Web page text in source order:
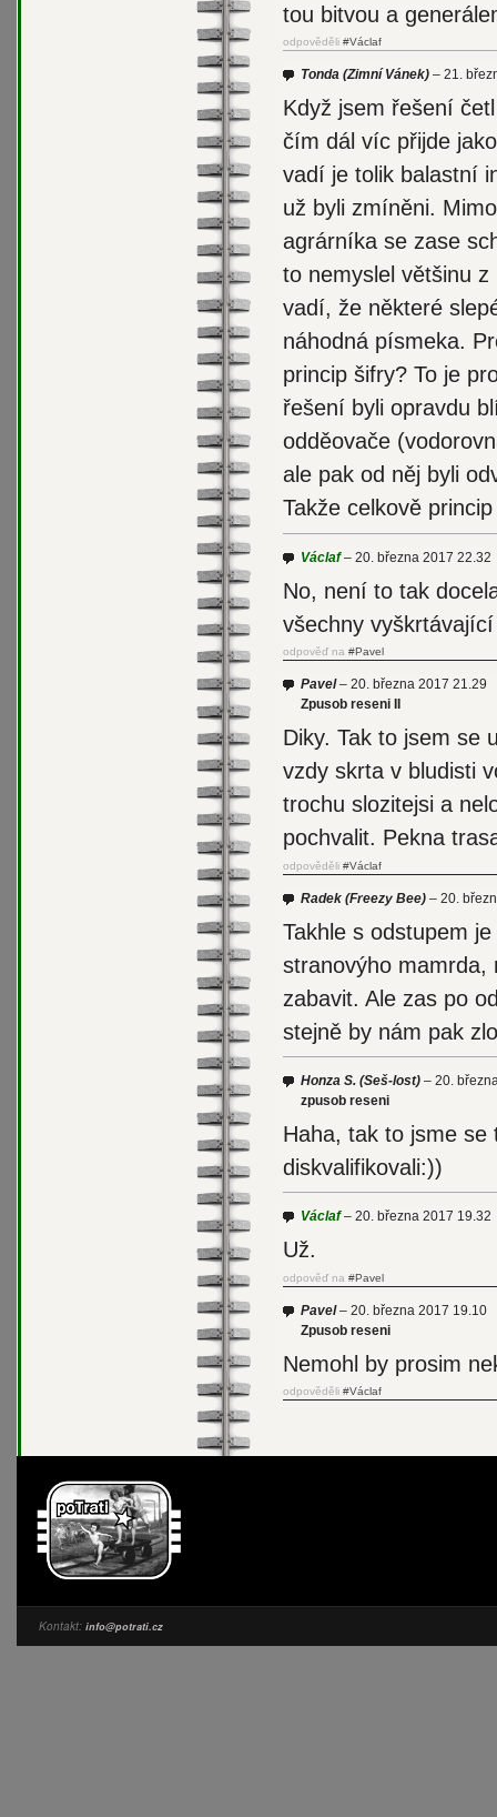
tou bitvou a
odpověděli #Václaf
Tonda (Zimní Vánek) 21.
Když jsem řešení
čím dál víc přijde
vadí je tolik balastní
už byli zmíněni.
agrárníka se zase
to nemyslel většinu
vadí, že některé
náhodná písmeka.
princip šifry? To je
řešení byli opravdu
odděovače
ale pak od něj byli
Takže celkově
Václaf 20. března 2017 22.32
No, není to tak
všechny
odpověď na #Pavel
Pavel
20. března 2017 21.29
Zpusob reseni II
Diky. Tak to jsem se
vzdy skrta v bludisti
trochu slozitejsi a
pochvalit. Pekna
odpověděli #Václaf
Radek (Freezy Bee) 20.
Takhle s odstupem
stranovýho mamrda,
zabavit. Ale zas po
stejně by nám pak
Honza S. (Seš-lost)
20.
zpusob reseni
Haha, tak to jsme se
diskvalifikovali:))
Václaf 20. března 2017 19.32
Už.
odpověď na #Pavel
Pavel
20. března 2017 19.10
Zpusob reseni
Nemohl by prosim
odpověděli #Václaf
Kontakt: info@potrati.cz